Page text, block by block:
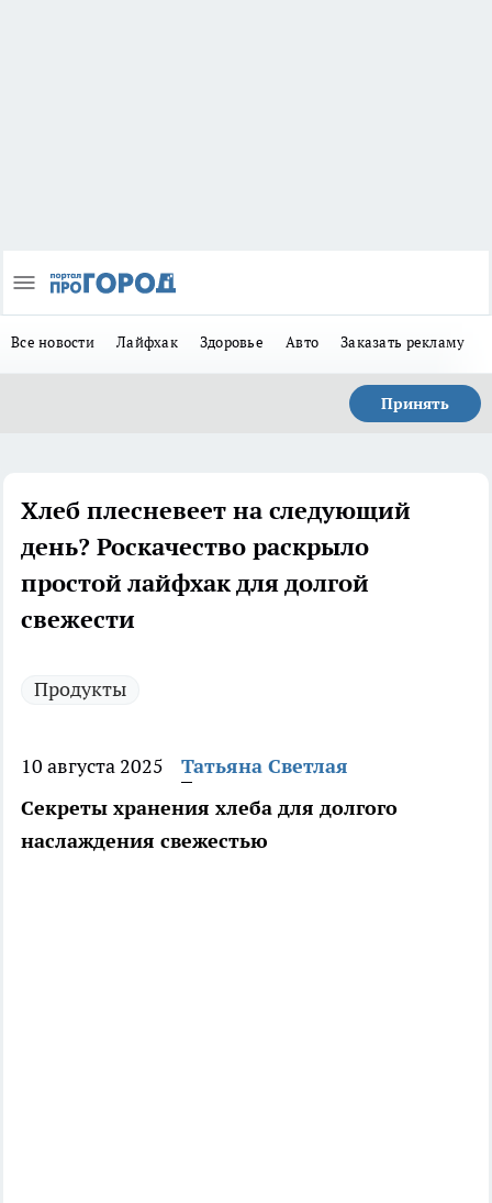
Все новости Лайфхак Здоровье Авто Заказать рекламу
Принять
Хлеб плесневеет на следующий
день? Роскачество раскрыло
простой лайфхак для долгой
свежести
Продукты
10 августа 2025
Татьяна Светлая
Секреты хранения хлеба для долгого
наслаждения свежестью